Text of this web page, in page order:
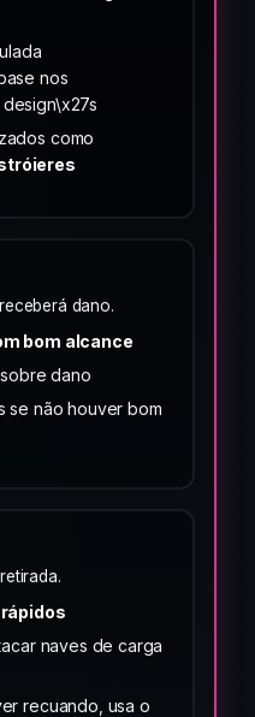
nos
como
dano.
bom alcance
dano
se não houver bom
naves de carga
recuando, usa o